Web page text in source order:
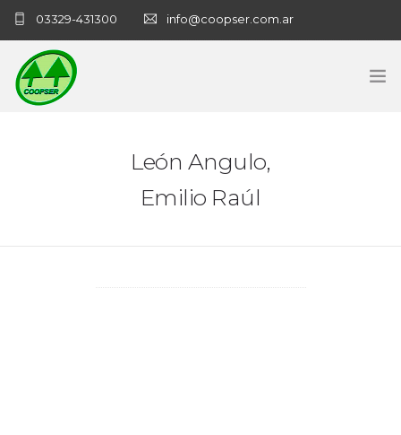
03329-431300 info@coopser.com.ar
León Angulo,
Emilio Raúl